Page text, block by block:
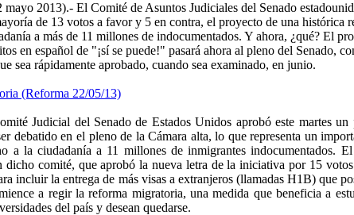
mayo 2013).- El Comité de Asuntos Judiciales del Senado
de 13 votos a favor y 5 en contra, el proyecto de una histórica
a más de 11 millones de indocumentados. Y ahora, ¿qué? El
en español de "¡sí se puede!" pasará ahora al pleno del Senado,
sea rápidamente aprobado, cuando sea examinado, en junio.
(Reforma 22/05/13)
Judicial del Senado de Estados Unidos aprobó este martes un
debatido en el pleno de la Cámara alta, lo que representa un
a la ciudadanía a 11 millones de inmigrantes indocumentados.
dicho comité, que aprobó la nueva letra de la iniciativa por 15
incluir la entrega de más visas a extranjeros (llamadas H1B) que
a regir la reforma migratoria, una medida que beneficia a
del país y desean quedarse.